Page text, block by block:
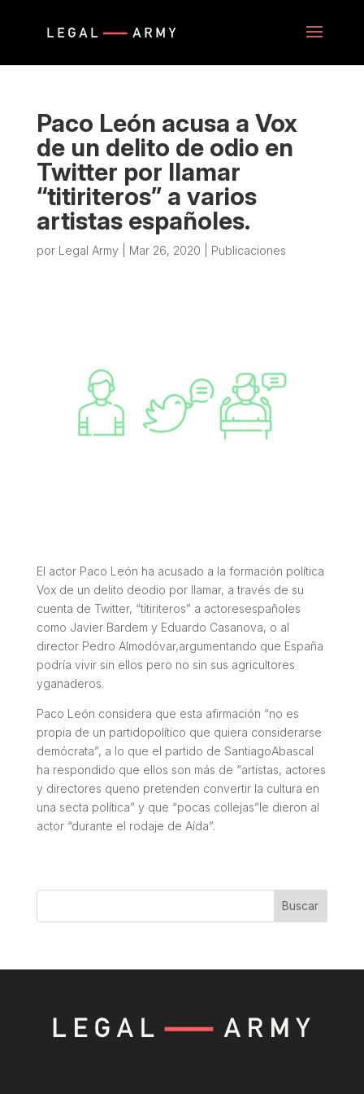
Paco León acusa a Vox
de un delito de odio en
Twitter por llamar
“titiriteros” a varios
artistas españoles.
por Legal Army Mar 26, 2020 Publicaciones
El actor Paco León ha acusado a la formación política
Vox de un delito deodio por llamar, a través de su
cuenta de Twitter, “titiriteros” a actoresespañoles
como Javier Bardem y Eduardo Casanova, o al
director Pedro Almodóvar,argumentando que España
podría vivir sin ellos pero no sin sus agricultores
yganaderos.
Paco León considera que esta afirmación “no es
propia de un partidopolítico que quiera considerarse
demócrata”, a lo que el partido de SantiagoAbascal
ha respondido que ellos son más de “artistas, actores
y directores queno pretenden convertir la cultura en
una secta política” y que “pocas collejas”le dieron al
actor “durante el rodaje de Aída”.
Buscar